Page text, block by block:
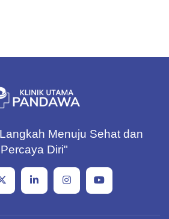
Menuju Sehat dan
Percaya Diri"